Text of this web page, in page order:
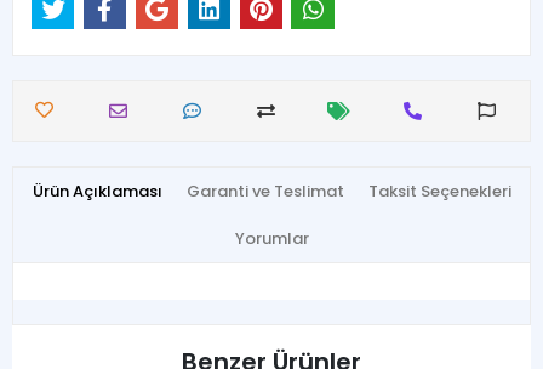
Ürün Açıklaması Garanti ve Teslimat Taksit Seçenekleri
Yorumlar
Benzer Ürünler